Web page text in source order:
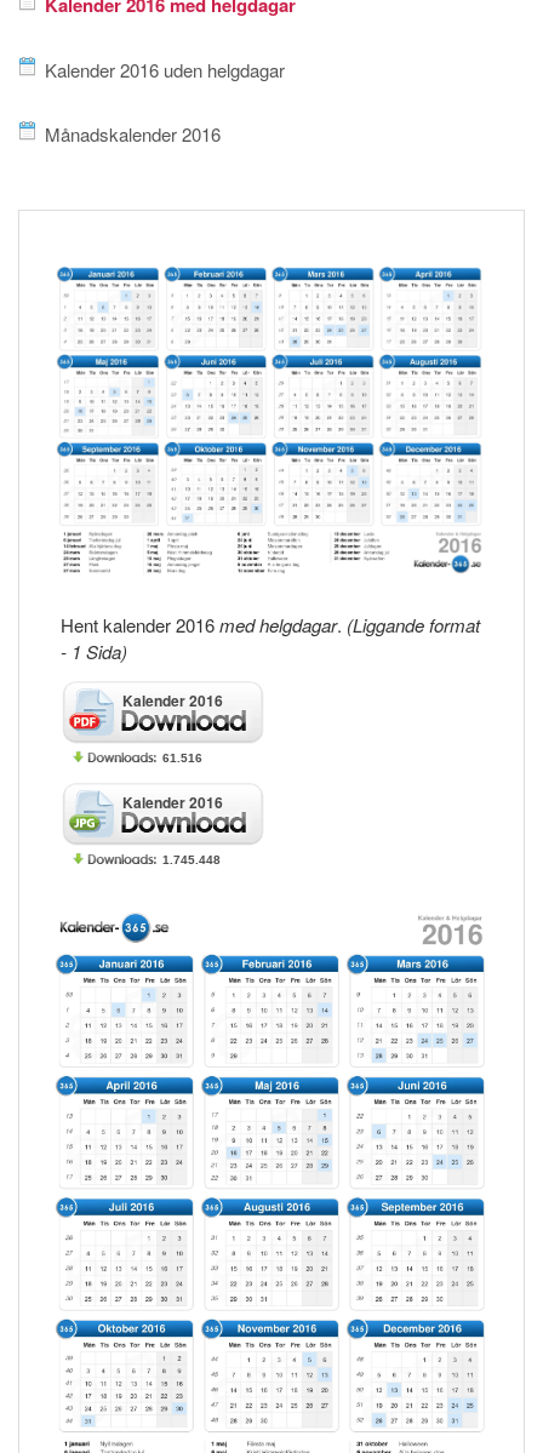
Kalender 2016 uden helgdagar
Månadskalender 2016
Hent kalender 2016med helgdagar. (Liggande format
- 1 Sida)
Kalender 2016
61.516
Kalender 2016
1.745.448